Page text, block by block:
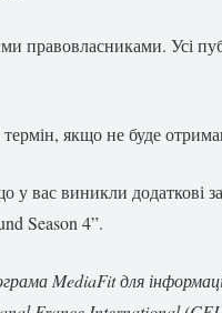
правовласниками. Усі
якщо не буде
у вас виникли додаткові
Season 4”.
MediaFit для